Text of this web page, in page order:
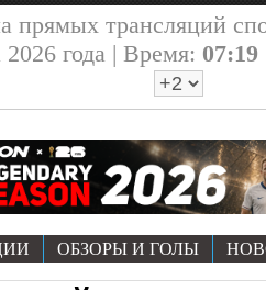
прямых трансляций
2026 года | Время: 07:19
ОБЗОРЫ И ГОЛЫ